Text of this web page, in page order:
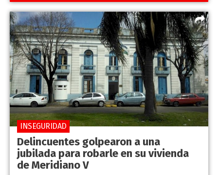
Delincuentes golpearon a una
jubilada para robarle en su vivienda
de Meridiano V
INSEGURIDAD